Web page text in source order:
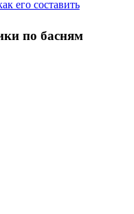
его составить
по басням